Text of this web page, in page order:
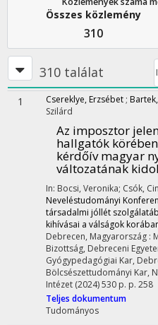
Összes közlemény
310
310 találat
1 Csereklye, Erzsébet ;
Szilárd
Az imposztor
hallgatók körében
kérdőív magyar
változatának
In: Bocsi, Veronika; Csók,
Neveléstudományi
társadalmi jóllét
kihívásai a válságok
Debrecen, Magyarország :
Bizottság, Debreceni
Gyógypedagógiai Kar,
Bölcsészettudományi Kar,
Intézet (2024)530 p. p. 258
Teljes dokumentum
Tudományos